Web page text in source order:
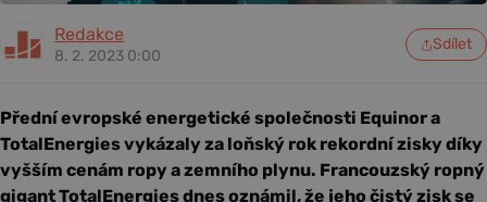
Redakce
8. 2. 2023 0:00
Sdílet
Přední evropské energetické společnosti Equinor a
TotalEnergies vykázaly za loňský rok rekordní zisky díky
vyšším cenám ropy a zemního plynu. Francouzský ropný
gigant TotalEnergies dnes oznámil, že jeho čistý zisk se